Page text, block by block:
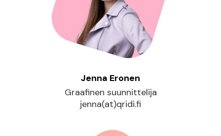
Jenna Eronen
Graafinen suunnittelija
jenna(at)qridi.fi